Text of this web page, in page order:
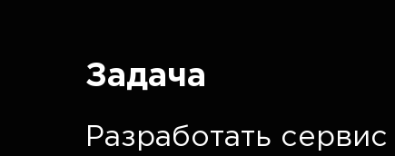
Задача
Разработать